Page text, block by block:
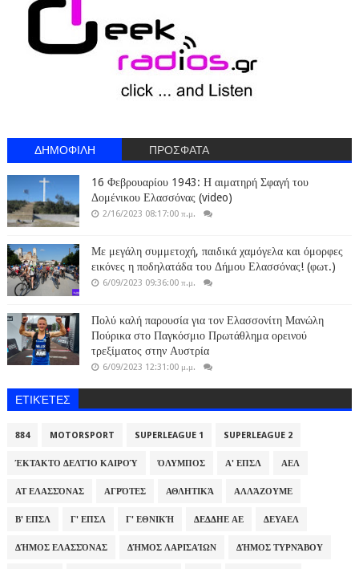
ΔΗΜΟΦΙΛΗ ΠΡΟΣΦΑΤΑ
16 Φεβρουαρίου 1943: Η αιματηρή Σφαγή του
Δομένικου Ελασσόνας (video)
2/16/2023 08:17:00 π.μ.
Με μεγάλη συμμετοχή, παιδικά χαμόγελα και όμορφες
εικόνες η ποδηλατάδα του Δήμου Ελασσόνας! (φωτ.)
6/09/2023 09:36:00 π.μ.
Πολύ καλή παρουσία για τον Ελασσονίτη Μανώλη
Πούρικα στο Παγκόσμιο Πρωτάθλημα ορεινού
τρεξίματος στην Αυστρία
6/09/2023 12:31:00 μ.μ.
ΕΤΙΚΈΤΕΣ
884 MOTORSPORT SUPERLEAGUE 1 SUPERLEAGUE 2
ΈΚΤΑΚΤΟ ΔΕΛΤΊΟ ΚΑΙΡΟΎ ΌΛΥΜΠΟΣ Α' ΕΠΣΛ ΑΕΛ
ΑΤ ΕΛΑΣΣΌΝΑΣ ΑΓΡΌΤΕΣ ΑΘΛΗΤΙΚΆ ΑΛΛΆΖΟΥΜΕ
Β' ΕΠΣΛ Γ' ΕΠΣΛ Γ' ΕΘΝΙΚΉ ΔΕΔΔΗΕ ΑΕ ΔΕΥΑΕΛ
ΔΉΜΟΣ ΕΛΑΣΣΌΝΑΣ ΔΉΜΟΣ ΛΑΡΙΣΑΊΩΝ ΔΉΜΟΣ ΤΥΡΝΆΒΟΥ